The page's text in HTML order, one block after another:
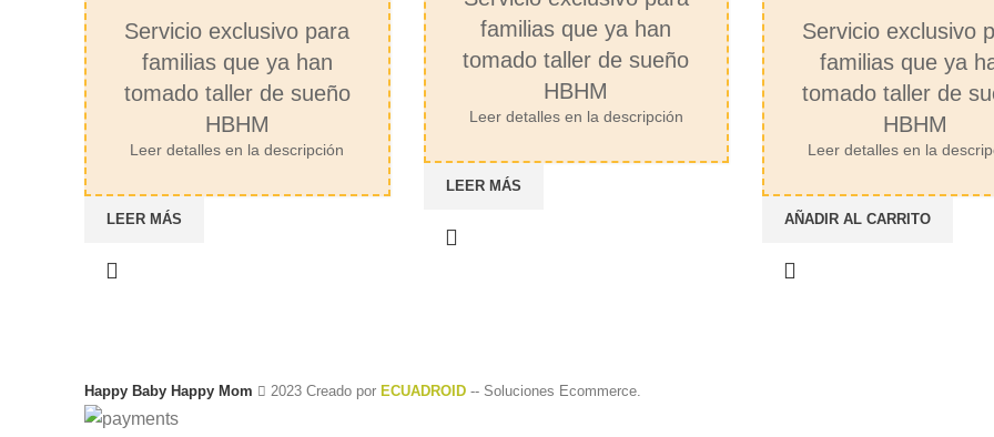
Servicio exclusivo para
familias que ya han
tomado taller de sueño
HBHM
Leer detalles en la descripción
LEER MÁS
familias que ya han
tomado taller de sueño
HBHM
Leer detalles en la descripción
LEER MÁS
Servicio exclusivo
familias que ya
tomado taller de
HBHM
Leer detalles en la
AÑADIR AL CARRITO
Happy Baby Happy Mom 2023 Creado por ECUADROID -- Soluciones Ecommerce.